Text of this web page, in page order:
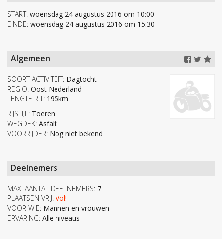
START: woensdag 24 augustus 2016 om 10:00
EINDE: woensdag 24 augustus 2016 om 15:30
Algemeen
SOORT ACTIVITEIT: Dagtocht
REGIO: Oost Nederland
LENGTE RIT: 195km
RIJSTIJL: Toeren
WEGDEK: Asfalt
VOORRIJDER: Nog niet bekend
Deelnemers
MAX. AANTAL DEELNEMERS: 7
PLAATSEN VRIJ: Vol!
VOOR WIE: Mannen en vrouwen
ERVARING: Alle niveaus